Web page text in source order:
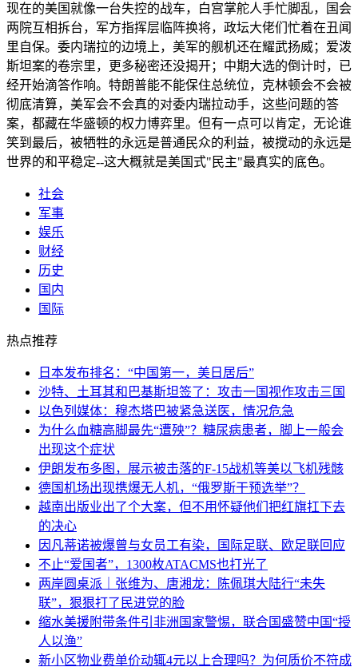
现在的美国就像一台失控的战车，白宫掌舵人手忙脚乱，国会
两院互相拆台，军方指挥层临阵换将，政坛大佬们忙着在丑闻
里自保。委内瑞拉的边境上，美军的舰机还在耀武扬威；爱泼
斯坦案的卷宗里，更多秘密还没揭开；中期大选的倒计时，已
经开始滴答作响。特朗普能不能保住总统位，克林顿会不会被
彻底清算，美军会不会真的对委内瑞拉动手，这些问题的答
案，都藏在华盛顿的权力博弈里。但有一点可以肯定，无论谁
笑到最后，被牺牲的永远是普通民众的利益，被搅动的永远是
世界的和平稳定--这大概就是美国式"民主"最真实的底色。
社会
军事
娱乐
财经
历史
国内
国际
热点推荐
日本发布排名：“中国第一，美日居后”
沙特、土耳其和巴基斯坦签了：攻击一国视作攻击三国
以色列媒体：穆杰塔巴被紧急送医，情况危急
为什么血糖高脚最先“遭殃”？糖尿病患者，脚上一般会
出现这个症状
伊朗发布多图，展示被击落的F-15战机等美以飞机残骸
德国机场出现携爆无人机，“俄罗斯干预选举”？
越南出版业出了个大案，但不用怀疑他们把红旗扛下去
的决心
因凡蒂诺被爆曾与女员工有染，国际足联、欧足联回应
不止“爱国者”，1300枚ATACMS也打光了
两岸圆桌派｜张维为、唐湘龙：陈佩琪大陆行“未失
联”，狠狠打了民进党的脸
缩水美援附带条件引非洲国家警惕，联合国盛赞中国“授
人以渔”
新小区物业费单价动辄4元以上合理吗？为何质价不符成